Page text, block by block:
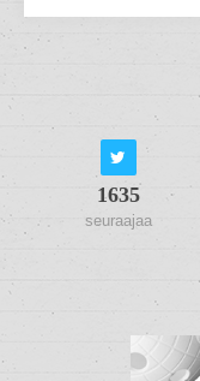
1635
seuraajaa